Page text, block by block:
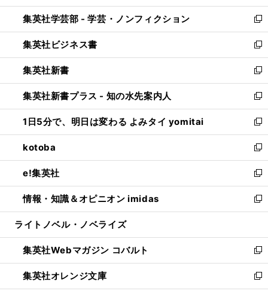
開
く
ウ
で
開
く
ン
ド
ウ
で
開
く
ウ
ィ
ン
ド
ウ
で
開
く
集英社学芸部 - 学芸・ノンフィクション
新
し
い
ウ
ィ
ン
ド
ウ
で
開
く
集英社ビジネス書
新
し
い
ウ
ィ
ン
ド
ウ
で
開
く
集英社新書
新
し
い
ウ
ィ
ン
ド
ウ
で
開
く
集英社新書プラス - 知の水先案内人
新
し
い
ウ
ィ
ン
ド
ウ
で
開
1日5分で、明日は変わる よみタイ yomitai
新
し
い
ウ
ィ
ン
ド
ウ
開
く
kotoba
新
し
い
ウ
ィ
ン
ウ
で
開
く
e!集英社
新
し
い
ウ
ン
ド
ウ
で
開
情報・知識＆オピニオン imidas
新
し
ウ
ィ
ン
ド
ウ
ライトノベル・ノベライズ
集英社Webマガジン コバルト
新
し
い
ウ
集英社オレンジ文庫
新
し